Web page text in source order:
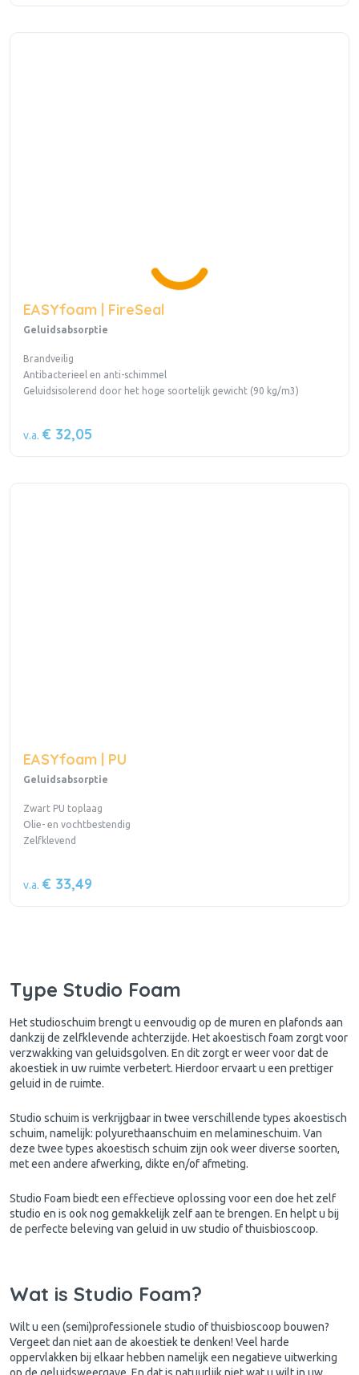
EASYfoam | FireSeal
Geluidsabsorptie
Brandveilig
Antibacterieel en anti-schimmel
Geluidsisolerend door het hoge soortelijk gewicht (90 kg/m3)
v.a. € 32,05
EASYfoam | PU
Geluidsabsorptie
Zwart PU toplaag
Olie- en vochtbestendig
Zelfklevend
v.a. € 33,49
Type Studio Foam
Het studioschuim brengt u eenvoudig op de muren en plafonds aan
dankzij de zelfklevende achterzijde. Het akoestisch foam zorgt voor
verzwakking van geluidsgolven. En dit zorgt er weer voor dat de
akoestiek in uw ruimte verbetert. Hierdoor ervaart u een prettiger
geluid in de ruimte.
Studio schuim is verkrijgbaar in twee verschillende types akoestisch
schuim, namelijk: polyurethaanschuim en melamineschuim. Van
deze twee types akoestisch schuim zijn ook weer diverse soorten,
met een andere afwerking, dikte en/of afmeting.
Studio Foam biedt een effectieve oplossing voor een doe het zelf
studio en is ook nog gemakkelijk zelf aan te brengen. En helpt u bij
de perfecte beleving van geluid in uw studio of thuisbioscoop.
Wat is Studio Foam?
Wilt u een (semi)professionele studio of thuisbioscoop bouwen?
Vergeet dan niet aan de akoestiek te denken! Veel harde
oppervlakken bij elkaar hebben namelijk een negatieve uitwerking